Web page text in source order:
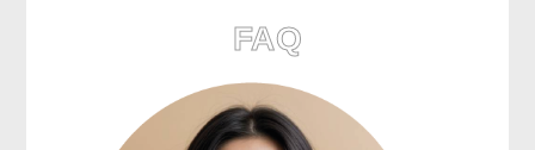
FAQ